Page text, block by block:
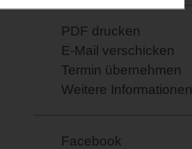
PDF drucken
E-Mail verschicken
Termin übernehmen
Weitere Informationen
Facebook